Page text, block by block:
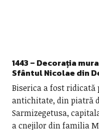
1443 – Decorația
Sfântul Nicolae din
Biserica a fost
antichitate, din piatră
Sarmizegetusa,
a cnejilor din familia